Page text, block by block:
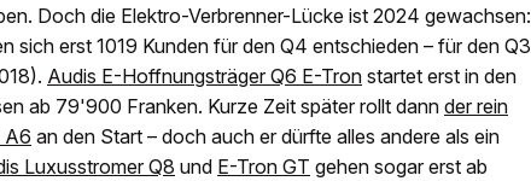
Doch die Elektro-Verbrenner-Lücke ist 2024 gewachsen:
sich erst 1019 Kunden für den Q4 entschieden – für den Q3
Audis E-Hoffnungsträger Q6 E-Tron startet erst in den
ab 79'900 Franken. Kurze Zeit später rollt dann der rein
A6 an den Start – doch auch er dürfte alles andere als ein
Luxusstromer Q8 und E-Tron GT gehen sogar erst ab